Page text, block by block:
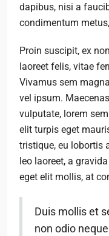
dapibus, nisi a
condimentum
Proin suscipit, ex
laoreet felis, vitae
Vivamus sem
vel ipsum.
vulputate, lorem
elit turpis eget
tristique, eu lobortis
leo laoreet, a
eget elit mollis, at
Duis mollis et
non odio